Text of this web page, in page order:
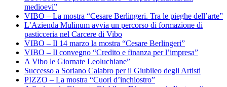
medioevi”
VIBO – La mostra “Cesare Berlingeri. Tra le pieghe dell’arte”
L’Azienda Mulinum avvia un percorso di formazione di
pasticceria nel Carcere di Vibo
VIBO – Il 14 marzo la mostra “Cesare Berlingeri”
VIBO – Il convegno “Credito e finanza per l’impresa”
A Vibo le Giornate Leoluchiane”
Successo a Soriano Calabro per il Giubileo degli Artisti
PIZZO – La mostra “Cuori d’inchiostro”